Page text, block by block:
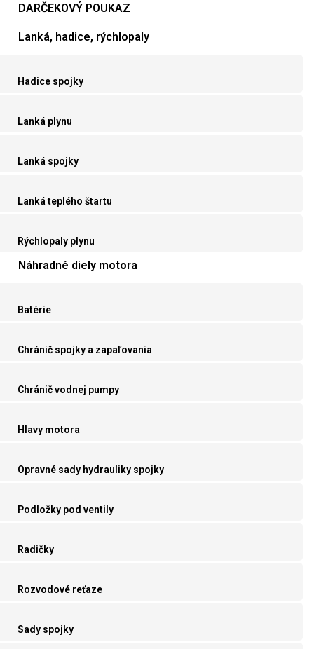
DARČEKOVÝ POUKAZ
Lanká, hadice, rýchlopaly
Hadice spojky
Lanká plynu
Lanká spojky
Lanká teplého štartu
Rýchlopaly plynu
Náhradné diely motora
Batérie
Chránič spojky a zapaľovania
Chránič vodnej pumpy
Hlavy motora
Opravné sady hydrauliky spojky
Podložky pod ventily
Radičky
Rozvodové reťaze
Sady spojky